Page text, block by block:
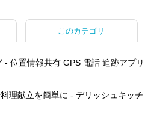
このカテゴリ
- 位置情報共有 GPS 電話 追跡アプリ
理献立を簡単‪に - デリッシュキッチ